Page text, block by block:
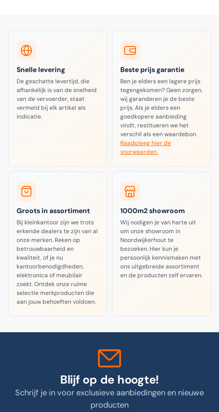
Snelle levering
De geschatte levertijd, die
afhankelijk is van de snelheid
van de vervoerder, staat
vermeld bij elk artikel als
indicatie.
Beste prijs garantie
Ben je elders een lagere prijs
tegengekomen? Geen zorgen,
wij garanderen je de beste
prijs. Als je elders een
goedkopere aanbieding
vindt, restitueren we het
verschil als een waardebon.
Raadpleeg hier de
voorwaarden.
Groots in assortiment
Bij kleinkantoor zijn we trots
erkende dealers te zijn van al
onze merken. Reken op
betrouwbaarheid en
kwaliteit, of je nu
kantoorbenodigdheden,
elektronica of meubilair
zoekt. Ontdek onze ruime
selectie merkproducten die
aan jouw behoeften voldoen.
1000m2 showroom
Wij nodigen je van harte uit
om onze showroom in
Noordwijkerhout te
bezoeken. Hier kun je
persoonlijk kennismaken met
ons uitgebreide assortiment
en de producten zelf ervaren.
Blijf op de hoogte!
Schrijf je in voor exclusieve aanbiedingen en nieuwe
producten